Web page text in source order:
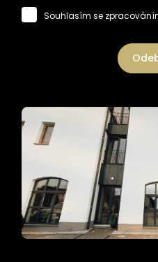
Souhlasím se